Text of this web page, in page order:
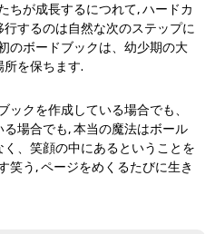
ちが成長するにつれて, ハードカ
するのは自然な次のステップに
のボードブックは、幼少期の大
を保ちます.
ックを作成している場合でも、
場合でも, 本当の魔法はボール
、笑顔の中にあるということを
笑う, ページをめくるたびに生き